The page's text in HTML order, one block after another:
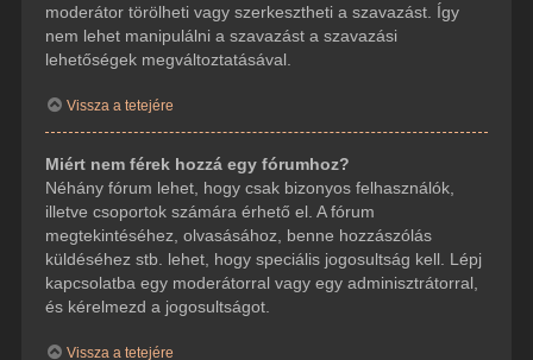
moderátor törölheti vagy szerkesztheti a szavazást. Így
nem lehet manipulálni a szavazást a szavazási
lehetőségek megváltoztatásával.
Vissza a tetejére
Miért nem férek hozzá egy fórumhoz?
Néhány fórum lehet, hogy csak bizonyos felhasználók,
illetve csoportok számára érhető el. A fórum
megtekintéséhez, olvasásához, benne hozzászólás
küldéséhez stb. lehet, hogy speciális jogosultság kell. Lépj
kapcsolatba egy moderátorral vagy egy adminisztrátorral,
és kérelmezd a jogosultságot.
Vissza a tetejére